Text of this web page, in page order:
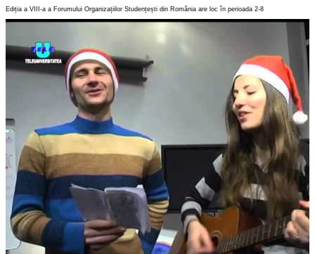
Ediția a VIII-a a Forumului Organizațiilor Studențești din România are loc în perioada 2-8